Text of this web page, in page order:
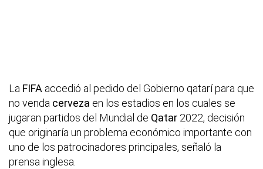
La FIFA accedió al pedido del Gobierno qatarí para que
no venda cerveza en los estadios en los cuales se
jugaran partidos del Mundial de Qatar 2022, decisión
que originaría un problema económico importante con
uno de los patrocinadores principales, señaló la
prensa inglesa.